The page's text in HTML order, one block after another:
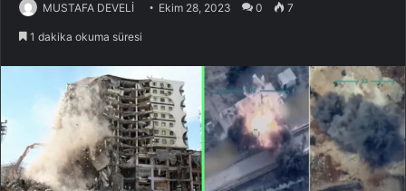
MUSTAFA DEVELİ Ekim 28, 2023 0 7
1 dakika okuma süresi